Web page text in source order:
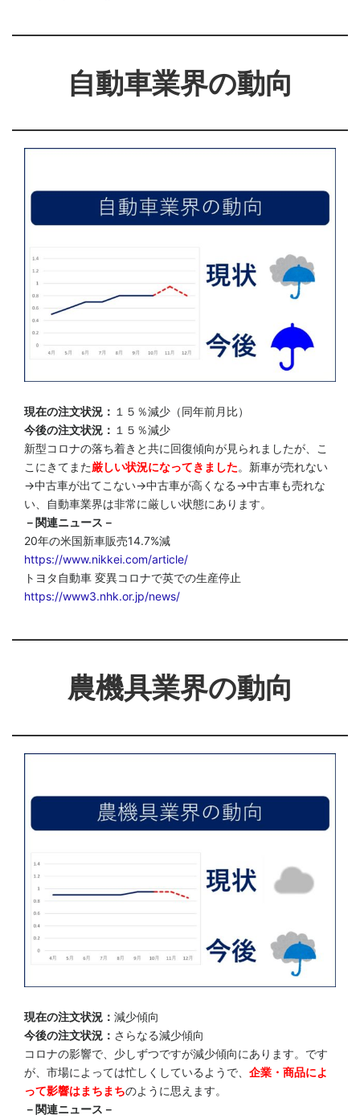
自動車業界の動向
現在の注文状況： １５％減少（同年前月比）
今後の注文状況： １５％減少
新型コロナの落ち着きと共に回復傾向が見られましたが、こ
こにきてまた厳しい状況になってきました。新車が売れない
→中古車が出てこない→中古車が高くなる→中古車も売れな
い、自動車業界は非常に厳しい状態にあります。
－関連ニュース－
20年の米国新車販売14.7%減
https://www.nikkei.com/article/
トヨタ自動車 変異コロナで英での生産停止
https://www3.nhk.or.jp/news/
農機具業界の動向
現在の注文状況： 減少傾向
今後の注文状況： さらなる減少傾向
コロナの影響で、少しずつですが減少傾向にあります。です
が、市場によっては忙しくしているようで、 企業・商品によ
って影響はまちまちのように思えます。
－関連ニュース－